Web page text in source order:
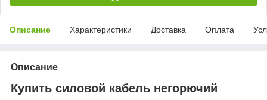
Описание Характеристики Доставка Оплата
Описание
Купить силовой кабель негорючий